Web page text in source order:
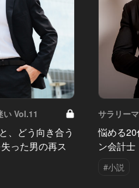
い Vol.11
、どう向き合う
った男の再ス
サラリー
悩める
ン会計
#小説